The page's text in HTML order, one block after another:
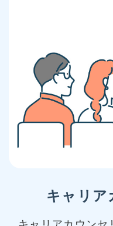
キャリア